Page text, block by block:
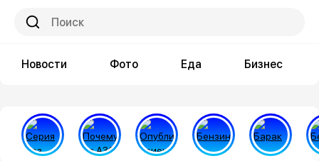
Новости Фото Еда Бизнес